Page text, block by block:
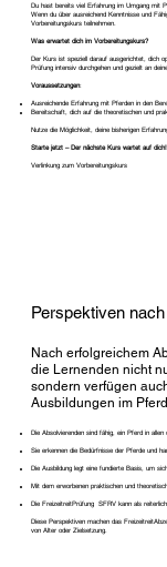
Du hast bereits viel Erfahrung im Umgang mit
Wenn du über ausreichend Kenntnisse und
Vorbereitungskurs teilnehmen.
Was erwartet dich im Vorbereitungskurs?
Der Kurs ist speziell darauf ausgerichtet, dich
Prüfung intensiv durchgehen und gezielt an
Voraussetzungen:
Ausreichende Erfahrung mit Pferden in den
Bereitschaft, dich auf die theoretischen und
Nutze die Möglichkeit, deine bisherigen
Starte jetzt – Der nächste Kurs wartet auf dich!
Verlinkung zum Vorbereitungskurs
Perspektiven
Nach erfolgreichem
die Lernenden nicht
sondern verfügen
Ausbildungen im
Die Absolvierenden sind fähig, ein Pferd in allen
Sie erkennen die Bedürfnisse der Pferde und
Die Ausbildung legt eine fundierte Basis, um
Mit dem erworbenen praktischen und
Die FreizeitreitPrüfung SFRV kann als
Diese Perspektiven machen das
von Alter oder Zielsetzung.